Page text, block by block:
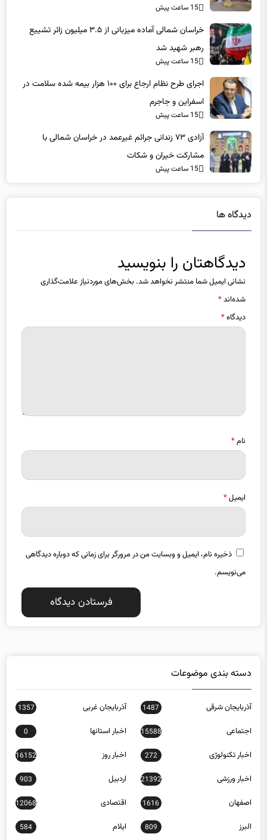
رهبر شهید شد
15 ساعت پیش
اسفراین و جاجرم
15 ساعت پیش
آزادی ۷۳ زندانی جرائم غیرعمد در خراسان شمالی با
مشارکت خیران و شکات
15 ساعت پیش
نشانی ایمیل شما منتشر نخواهد شد.بخش‌های موردنیاز علامت‌گذاری
شده‌اند*
دیدگاه*
ایمیل*
ذخیره نام، ایمیل و وبسایت من در مرورگر برای زمانی که دوباره دیدگاهی
می‌نویسم.
آذربایجان شرقی
اجتماعی 15588 اخبار استانها 0
اخبار تکنولوژی 272 اخبار روز 16152
اخبار ورزشی 21392 اردبیل 903
اصفهان 1616 اقتصادی 12068
البرز 809
584
بازار مالی 32 بوشهر 485